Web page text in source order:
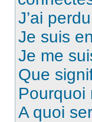
J’ai
Je suis
Je me
Que
Pourquoi
A quoi